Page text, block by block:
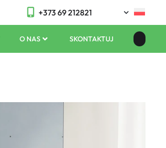
+373 69 212821
O NAS SKONTAKTUJ